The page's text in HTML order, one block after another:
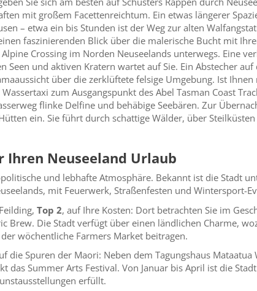
mit großem Facettenreichtum. Ein etwas längerer
– etwa ein bis Stunden ist der Weg zur alten
faszinierenden Blick über die malerische Bucht mit
Crossing im Norden Neuseelands unterwegs. Eine
Seen und aktiven Kratern wartet auf Sie. Ein Abstecher
über die zerklüftete felsige Umgebung. Ist
zum Ausgangspunkt des Abel Tasman Coast
flinke Delfine und behäbige Seebären. Zur
ein. Sie führt durch schattige Wälder, über
Ihren Neuseeland Urlaub
und lebhafte Atmosphäre. Bekannt ist die Stadt
mit Feuerwerk, Straßenfesten und Wintersport-
Top 2, auf Ihre Kosten: Dort betrachten Sie im
Brew. Die Stadt verfügt über einen ländlichen Charme,
wöchentliche Farmers Market beitragen.
die Spuren der Maori: Neben dem Tagungshaus
das Summer Arts Festival. Von Januar bis April ist die
erfüllt.